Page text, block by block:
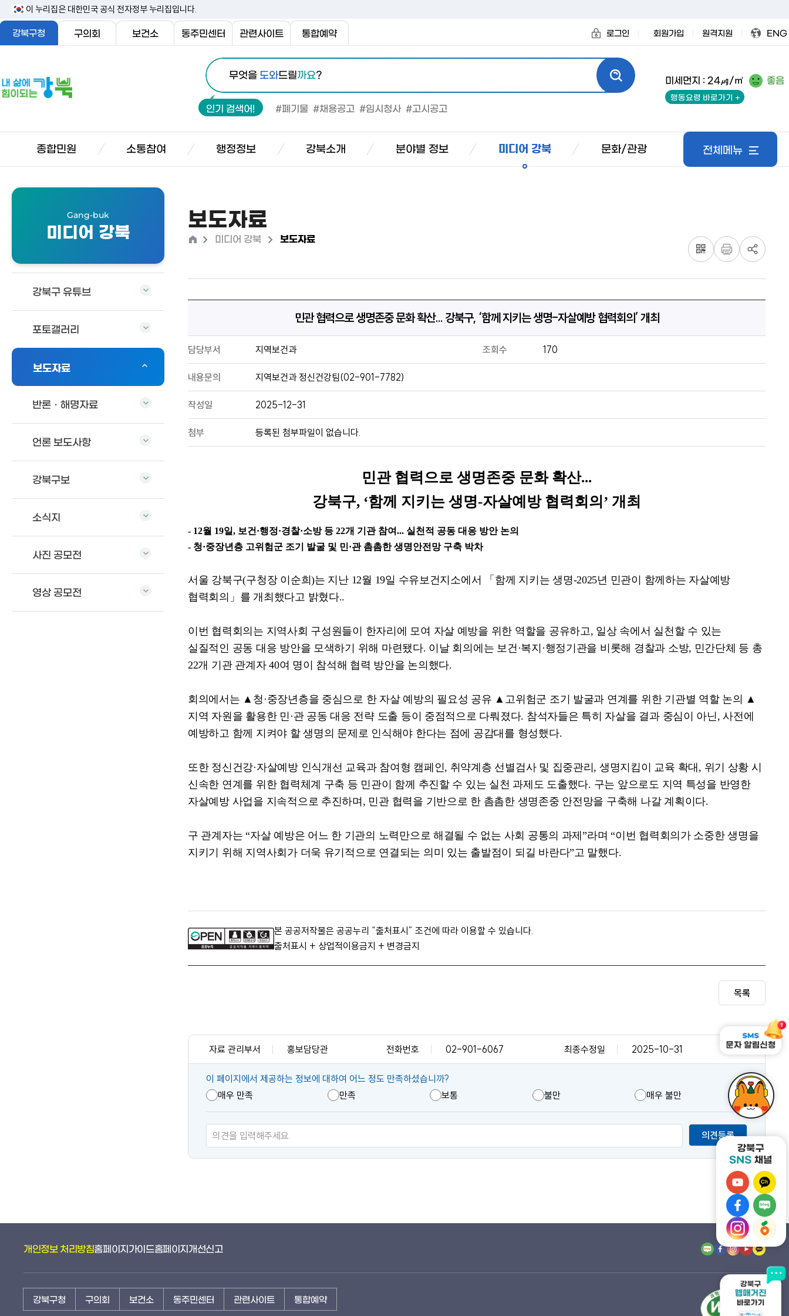
문
내
바
이 누리집은 대한민국 공식 전자정부 누리집입니다.
강북구청 구의회 보건소 동주민센터 관련사이트 통합예약 로그인 회원가입 원격지원 ENG
삶
에
통
합
검
색
무엇을 도와드릴까요?
인기 검색어! #폐기물 #채용공고 #임시청사 #고시공고
미세먼지 : 24㎍/㎥ 좋음
행동요령 바로가기
종합민원 소통참여 행정정보 강북소개 분야별 정보 미디어 강북 문화/관광 전체메뉴
Gang-buk
미디어 강북
강북구 유튜브
포토갤러리
보도자료
반론ㆍ해명자료
언론 보도사항
강북구보
소식지
사진 공모전
영상 공모전
보도자료
홈 >미디어 강북 >보도자료
민관 협력으로 생명존중 문화 확산... 강북구, ‘함께 지키는 생명-자살예방 협력회의’ 개최
담당부서 지역보건과 조회수 170
내용문의 지역보건과 정신건강팀(02-901-7782)
작성일 2025-12-31
첨부 등록된 첨부파일이 없습니다.
민관 협력으로 생명존중 문화 확산...
강북구, ‘함께 지키는 생명-자살예방 협력회의 ’ 개최
- 12월 19일, 보건 ·행정·경찰·소방 등 22개 기관 참여... 실천적 공동 대응 방안 논의
- 청·중장년층 고위험군 조기 발굴 및 민·관 촘촘한 생명안전망 구축 박차
서울 강북구(구청장 이순희)는 지난 12월 19일 수유보건지소에서 「 함께 지키는 생명-2025년 민관이 함께하는 자살예방
협력회의 」 를 개최했다고 밝혔다..
이번 협력회의는 지역사회 구성원들이 한자리에 모여 자살 예방을 위한 역할을 공유하고, 일상 속에서 실천할 수 있는
실질적인 공동 대응 방안을 모색하기 위해 마련됐다. 이날 회의에는 보건 ·복지 ·행정기관을 비롯해 경찰과 소방, 민간단체 등 총
22개 기관 관계자40여 명이 참석해 협력 방안을 논의했다.
회의에서는 ▲ 청 ·중장년층을 중심으로 한 자살 예방의 필요성 공유 ▲ 고위험군 조기 발굴과 연계를 위한 기관별 역할 논의 ▲
지역 자원을 활용한 민 ·관 공동 대응 전략 도출 등이 중점적으로 다뤄졌다. 참석자들은 특히 자살을 결과 중심이 아닌,사전에
예방하고 함께 지켜야 할 생명의 문제로 인식해야 한다는 점에 공감대를 형성했다.
또한 정신건강·자살예방 인식개선 교육과 참여형 캠페인, 취약계층 선별검사 및 집중관리 , 생명지킴이 교육 확대 , 위기 상황 시
신속한 연계를 위한 협력체계 구축 등 민관이 함께 추진할 수 있는 실천 과제도 도출했다. 구는 앞으로도 지역 특성을 반영한
자살예방 사업을 지속적으로 추진하며 , 민관 협력을 기반으로 한 촘촘한 생명존중 안전망을 구축해 나갈 계획이다.
구 관계자는“자살 예방은 어느 한 기관의 노력만으로 해결될 수 없는 사회 공통의 과제”라며“이번 협력회의가 소중한 생명을
지키기 위해 지역사회가 더욱 유기적으로 연결되는 의미 있는 출발점이 되길 바란다”고 말했다.
본 공공저작물은 공공누리 “출처표시” 조건에 따라 이용할 수 있습니다.
출처표시 + 상업적이용금지 + 변경금지
목록
자료 관리부서 홍보담당관 전화번호 02-901-6067 최종수정일 2025-10-31
콘
텐
츠
만
족
이 페이지에서 제공하는 정보에 대하여 어느 정도 만족하셨습니까?
매우 만족
만족 보통 불만 매우 불만
의견등록
개인정보 처리방침홈페이지가이드홈페이지개선신고
강북구청 구의회 보건소 동주민센터 관련사이트 통합예약
강
북
구
유
튜
브
바
로
가
강
북
구
카
카
오
톡
채
널
강
북
구
페
스
북
바
강
북
구
네
버
블
로
강
북
구
인
스
타
강
북
구
당
근
마